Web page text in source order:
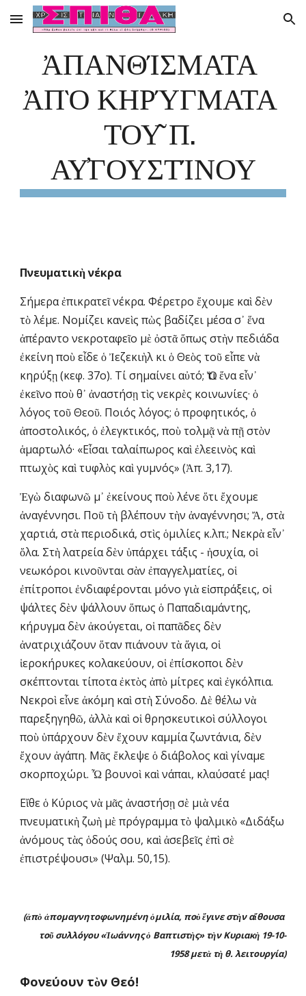
Skip to main content Skip to navigation
ἈΠΑΝΘΊΣΜΑΤΑ
ἈΠῸ ΚΗΡΎΓΜΑΤΑ
ΤΟΥ͂ Π. Α
Υ̓ΓΟΥΣΤΊΝΟΥ
Πνευματικὴ νέκρα
Σήμερα ἐπικρατεῖ νέκρα. Φέρετρο ἔχουμε καὶ δὲν
τὸ λέμε. Νομίζει κανεὶς πὼς βαδίζει μέσα σ᾿ ἕνα
ἀπέραντο νεκροταφεῖο μὲ ὀστᾶ ὅπως στὴν πεδιάδα
ἐκείνη ποὺ εἶδε ὁ Ἰεζεκιὴλ κι ὁ Θεὸς τοῦ εἶπε νὰ
κηρύξῃ (κεφ. 37ο). Τί σημαίνει αὐτό; Ὅτι ἕνα εἶν᾽
ἐκεῖνο ποὺ θ᾿ ἀναστήσῃ τὶς νεκρὲς κοινωνίες· ὁ
λόγος τοῦ Θεοῦ. Ποιός λόγος; ὁ προφητικός, ὁ
ἀποστολικός, ὁ ἐλεγκτικός, ποὺ τολμᾷ νὰ πῇ στὸν
ἁμαρτωλό· «Εἶσαι ταλαίπωρος καὶ ἐλεεινὸς καὶ
πτωχὸς καὶ τυφλὸς καὶ γυμνός» (Ἀπ. 3,17).
Ἐγὼ διαφωνῶ μ᾽ ἐκείνους ποὺ λένε ὅτι ἔχουμε
ἀναγέννησι. Ποῦ τὴ βλέπουν τὴν ἀναγέννησι; Ἄ, στὰ
χαρτιά, στὰ περιοδικά, στὶς ὁμιλίες κ.λπ.; Νεκρὰ εἶν᾿
ὅλα. Στὴ λατρεία δὲν ὑπάρχει τάξις - ἡσυχία, οἱ
νεωκόροι κινοῦνται σὰν ἐπαγγελματίες, οἱ
ἐπίτροποι ἐνδιαφέρονται μόνο γιὰ εἰσπράξεις, οἱ
ψάλτες δὲν ψάλλουν ὅπως ὁ Παπαδιαμάντης,
κήρυγμα δὲν ἀκούγεται, οἱ παπᾶδες δὲν
ἀνατριχιάζουν ὅταν πιάνουν τὰ ἅγια, οἱ
ἱεροκήρυκες κολακεύουν, οἱ ἐπίσκοποι δὲν
σκέπτονται τίποτα ἐκτὸς ἀπὸ μίτρες καὶ ἐγκόλπια.
Νεκροὶ εἶνε ἀκόμη καὶ στὴ Σύνοδο. Δὲ θέλω νὰ
παρεξηγηθῶ, ἀλλὰ καὶ οἱ θρησκευτικοὶ σύλλογοι
ποὺ ὑπάρχουν δὲν ἔχουν καμμία ζωντάνια, δὲν
ἔχουν ἀγάπη. Μᾶς ἔκλεψε ὁ διάβολος καὶ γίναμε
σκορποχώρι. Ὦ βουνοὶ καὶ νάπαι, κλαύσατέ μας!
Εἴθε ὁ Κύριος νὰ μᾶς ἀναστήσῃ σὲ μιὰ νέα
πνευματικὴ ζωὴ μὲ πρόγραμμα τὸ ψαλμικὸ «Διδάξω
ἀνόμους τὰς ὁδούς σου, καὶ ἀσεβεῖς ἐπὶ σὲ
ἐπιστρέψουσι» (Ψαλμ. 50,15).
(ἀπὸ ἀπομαγνητοφωνημένη ὁμιλία, ποὺ ἔγινε στὴν αἴθουσα
τοῦ συλλόγου «Ἰωάννης ὁ Βαπτιστὴς» τὴν Κυριακὴ 19-10-
1958 μετὰ τὴ θ. λειτουργία)
Φονεύουν τὸν Θεό!